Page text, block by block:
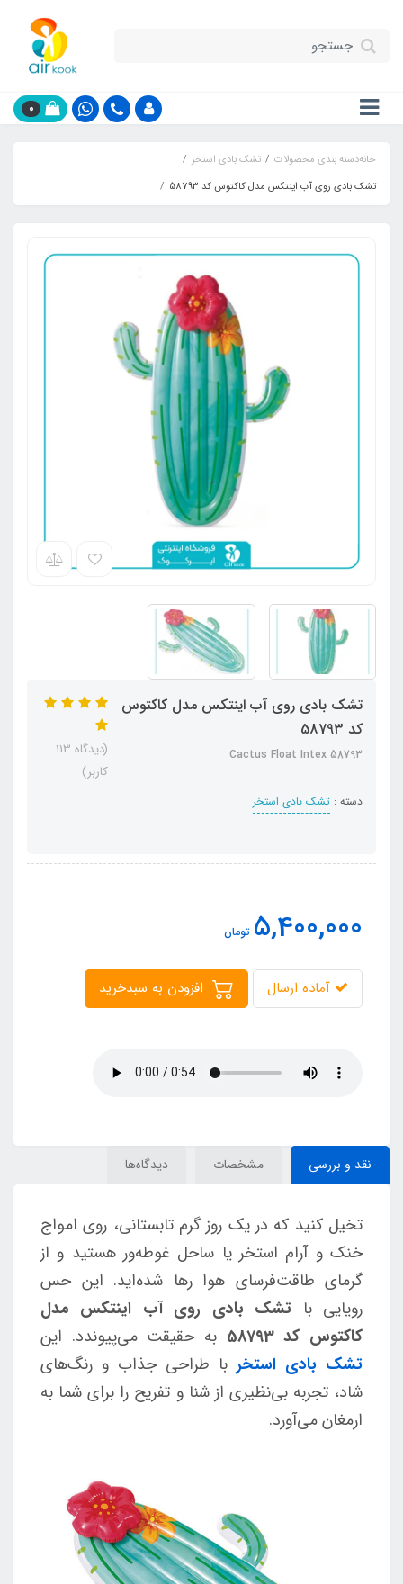
0
خانهدسته بندی محصولات
تشک بادی استخر
تشک بادی روی آب اینتکس مدل کاکتوس کد 58793
تشک بادی روی آب اینتکس مدل کاکتوس
کد 58793
Cactus Float Intex 58793
دسته : تشک بادی استخر
(دیدگاه 113
کاربر)
5,400,000 تومان
آماده ارسال
نقد و بررسی مشخصات دیدگاه‌ها
تخیل کنید که در یک روز گرم تابستانی، روی امواج
خنک و آرام استخر یا ساحل غوطه‌ور هستید و از
گرمای طاقت‌فرسای هوا رها شده‌اید. این حس
رویایی با تشک بادی روی آب اینتکس مدل
کاکتوس کد 58793
به حقیقت می‌پیوندد. این
تشک بادی استخر با طراحی جذاب و رنگ‌های
شاد، تجربه بی‌نظیری از شنا و تفریح را برای شما به
ارمغان می‌آورد.